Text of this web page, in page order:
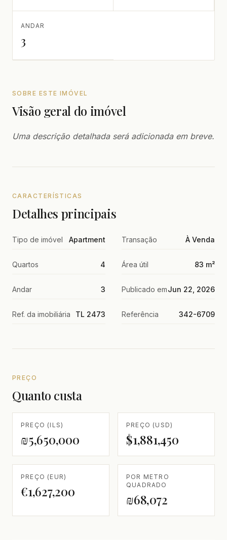
ANDAR
3
SOBRE ESTE IMÓVEL
Visão geral do imóvel
Uma descrição detalhada será adicionada em breve.
CARACTERÍSTICAS
Detalhes principais
Tipo de imóvel Apartment Transação À Venda
Quartos 4 Área útil 83 m²
Andar 3 Publicado emJun 22, 2026
Ref. da imobiliária TL 2473 Referência 342-6709
PREÇO
Quanto custa
PREÇO (ILS)
₪5,650,000
PREÇO (USD)
$1,881,450
PREÇO (EUR)
€1,627,200
POR METRO
QUADRADO
₪68,072